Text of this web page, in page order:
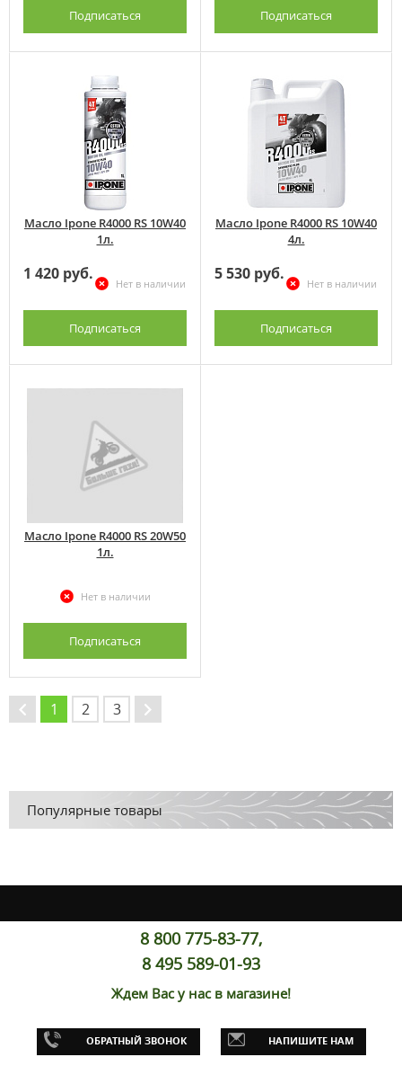
Подписаться Подписаться
Масло Ipone R4000 RS 10W40
1л.
1 420 руб.
Нет в наличии
Подписаться
Масло Ipone R4000 RS 10W40
4л.
5 530 руб.
Нет в наличии
Подписаться
Масло Ipone R4000 RS 20W50
1л.
Нет в наличии
Подписаться
← 1 2 3 →
Популярные товары
8 800 775-83-77,
8 495 589-01-93
Ждем Вас у нас в магазине!
ОБРАТНЫЙ ЗВОНОК НАПИШИТЕ НАМ